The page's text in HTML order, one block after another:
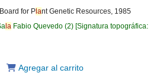
for Plant Genetic Resources, 1985
la Fabio Quevedo (2) Signatura topográfica:
Agregar al carrito